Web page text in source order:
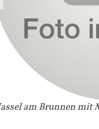
am Brunnen mit